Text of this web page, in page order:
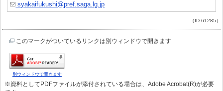
syakaifukushi@pref.saga.lg.jp
（ID:61285）
このマークがついているリンクは別ウィンドウで開きます
別ウィンドウで開きます
※資料としてPDFファイルが添付されている場合は、Adobe Acrobat(R)が必要